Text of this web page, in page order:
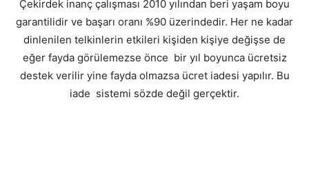
Çekirdek inanç çalışması 2010 yılından beri yaşam boyu
garantilidir ve başarı oranı %90 üzerindedir. Her ne kadar
dinlenilen telkinlerin etkileri kişiden kişiye değişse de
eğer fayda görülemezse önce bir yıl boyunca ücretsiz
destek verilir yine fayda olmazsa ücret iadesi yapılır. Bu
iade sistemi sözde değil gerçektir.